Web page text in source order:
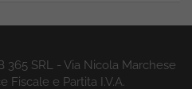
365 SRL - Via Nicola Marchese
Fiscale e Partita I.V.A.